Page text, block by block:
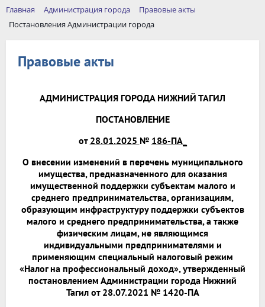
Главная Администрация города
Правовые акты
Постановления Администрации города
Правовые акты
АДМИНИСТРАЦИЯ ГОРОДА НИЖНИЙ ТАГИЛ
ПОСТАНОВЛЕНИЕ
от 28.01.2025 № 186-ПА_
О внесении изменений в перечень муниципального
имущества, предназначенного для оказания
имущественной поддержки субъектам малого и
среднего предпринимательства, организациям,
образующим инфраструктуру поддержки субъектов
малого и среднего предпринимательства, а также
физическим лицам, не являющимся
индивидуальными предпринимателями и
применяющим специальный налоговый режим
«Налог на профессиональный доход», утвержденный
постановлением Администрации города Нижний
Тагил от 28.07.2021 № 1420-ПА